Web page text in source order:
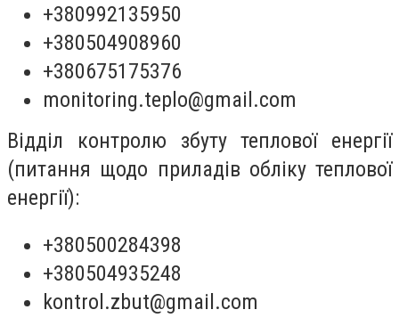
+380992135950
+380504908960
+380675175376
monitoring.teplo@gmail.com
Відділ контролю збуту теплової енергії
(питання щодо приладів обліку теплової
енергії):
+380500284398
+380504935248
kontrol.zbut@gmail.com